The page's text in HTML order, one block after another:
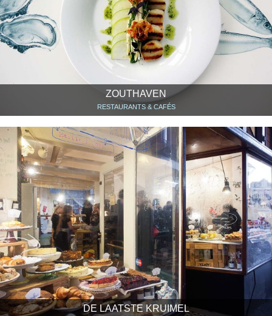
ZOUTHAVEN
RESTAURANTS & CAFÉS
DE LAATSTE KRUIMEL